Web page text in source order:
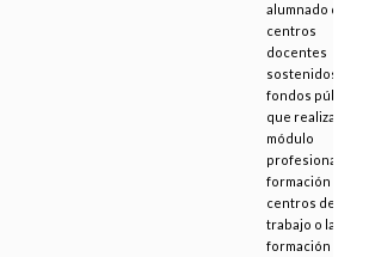
alumnado de
centros
docentes
sostenidos con
fondos públicos
que realiza el
módulo
profesional de
formación en
centros de
trabajo o la
formación